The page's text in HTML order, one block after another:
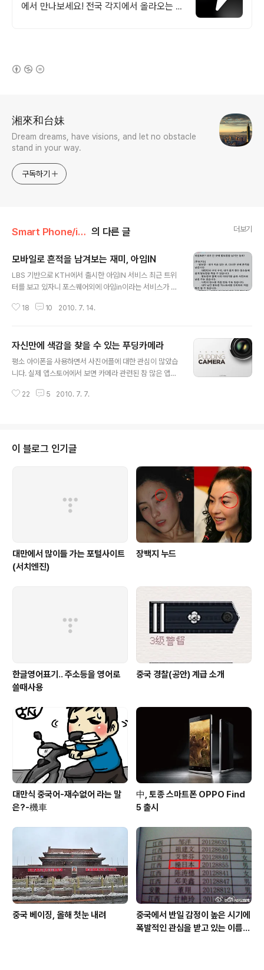
에서 만나보세요! 전국 각지에서 올라오는 전
湘來和台妹
Dream dreams, have visions, and let no obstacle
stand in your way.
구독하기
Smart Phone/iphone 의 다른 글 더보기
모바일로 흔적을 남겨보는 재미, 아임IN
LBS 기반으로 KTH에서 출시한 아임IN 서비스 최근 트위
터를 보고 있자니 포스퀘어외에 아임in이라는 서비스가 발
n.com 웹페이지도 오픈을 하여 서비스가 제공되고 있네
적입니다. 집과 회사 인근 지역에 흔적이 남아있네요. 다른
위치기반서비스와 마찬가지로 개인프라이버시에 문제점은
계속 가지고 있습니다. 그래서 이웃을 추가할때 요즘은 더
의 관리가 필요한 것 같습니다. 포스퀘어와 다른 아임IN의
18 10 2010. 7. 14.
자신만에 색감을 찾을 수 있는 푸딩카메라
평소 아이폰을 사용하면서 사진어플에 대한 관심이 많았습
니다. 실제 앱스토어에서 보면 카메라 관련된 참 많은 앱들
4배까지 확대 기능이 내장 되어 있습니다. 하지만 아직까
~ 지금 현재 앱스토어에 무료 1위 앱으로 등극한 국산 푸딩
카메라가 나왔더군요. 무료 앱인데도 유료앱보다 더 많은
기능과 편리한 기능들이 탑재되어 있습니다. 7가지의 사진
촬영 기능 및 7가지 필름효과 모드~ 여기서 그치는것 아니
라, SNS 연동까지 되고 있어 편리하게 사용할 수 있는 카
메라 앱이 아닌가 ..
22 5 2010. 7. 7.
이 블로그 인기글
대만에서 많이들 가는 포털사이트
(서치엔진)
장백지 누드
한글영어표기.. 주소등을 영어로
쓸때사용
중국 경찰(공안) 계급 소개
대만식 중국어-재수없어 라는 말
은?-機車
中, 토종 스마트폰 OPPO Find
5 출시
중국 베이징, 올해 첫눈 내려
중국에서 반일 감정이 높은 시기에
폭발적인 관심을 받고 있는 이름